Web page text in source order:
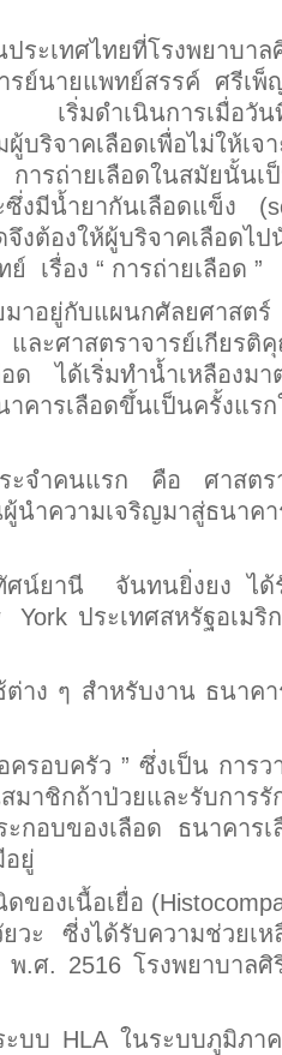
ะเทศไทยที่โรงพยาบาล
รย์นายแพทย์สรรค์ ศรีเพ็
ริ่มดำเนินการเมื่อ
จาคเลือดเพื่อไม่ให้เจา
ารถ่ายเลือดในสมัยนั้นเ
งมีน้ำยากันเลือดแข็ง
งต้องให้ผู้บริจาคเลือดไป
เรื่อง “ การถ่ายเลือด ”
มาอยู่กับแผนกศัลยศาสตร์
ละศาสตราจารย์เกียรติ
ได้เริ่มทำน้ำเหลืองมา
ารเลือดขึ้นเป็นครั้งแรก
ะจำคนแรก คือ ศาสตร
ความเจริญมาสู่ธนาคา
น์ยานี จันทนยิ่งยง ได้
York ประเทศสหรัฐอเม
าง ๆ สำหรับงาน ธนาคา
รอบครัว ” ซึ่งเป็น การว
าชิกถ้าป่วยและรับการรั
กอบของเลือด ธนาคารเ
อยู่
ของเนื้อเยื่อ
ะ ซี่งได้รับความช่วยเห
.ศ. 2516 โรงพยาบาลศิ
ะบบ HLA ในระบบภูมิภาค